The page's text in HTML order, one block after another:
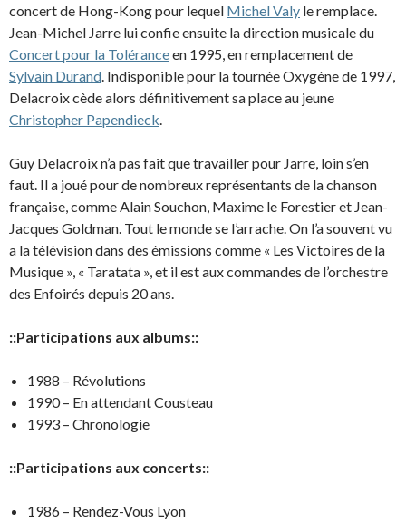
concert de Hong-Kong pour lequel Michel Valy le remplace.
Jean-Michel Jarre lui confie ensuite la direction musicale du
Concert pour la Toléranceen 1995, en remplacement de
Sylvain Durand. Indisponible pour la tournée Oxygène de 1997,
Delacroix cède alors définitivement sa place au jeune
Christopher Papendieck.
Guy Delacroix n’a pas fait que travailler pour Jarre, loin s’en
faut. Il a joué pour de nombreux représentants de la chanson
française, comme Alain Souchon, Maxime le Forestier et Jean-
Jacques Goldman. Tout le monde se l’arrache. On l’a souvent vu
a la télévision dans des émissions comme « Les Victoires de la
Musique », « Taratata », et il est aux commandes de l’orchestre
des Enfoirés depuis 20 ans.
::Participations aux albums::
1988 – Révolutions
1990 – En attendant Cousteau
1993 – Chronologie
::Participations aux concerts::
1986 – Rendez-Vous Lyon